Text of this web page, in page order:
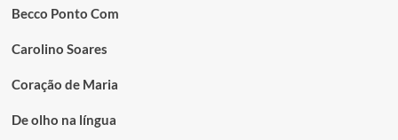
Becco Ponto Com
Carolino Soares
Coração de Maria
De olho na língua